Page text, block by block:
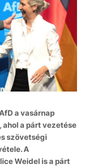
a vasárnap
a párt vezetése
szövetségi
A
Weidel is a párt